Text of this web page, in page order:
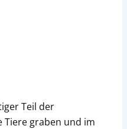
Teil der
Tiere graben und im